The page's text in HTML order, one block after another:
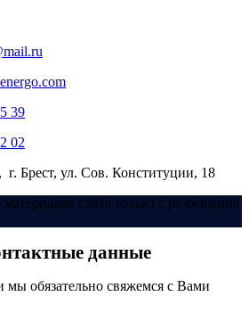
39
02
г. Брест, ул. Сов. Конституции, 18
сайта только с разрешения
данные
мы обязательно свяжемся с Вами